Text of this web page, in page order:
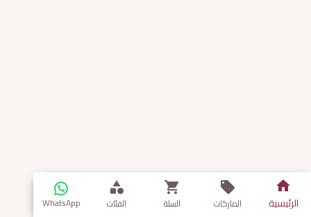
الرئيسية الماركات السلة الفئات WhatsApp